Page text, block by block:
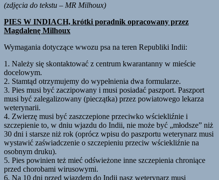
(zdjęcia do tekstu – MR Milhoux)
PIES W INDIACH, krótki poradnik opracowany przez
Magdalenę Milhoux
Wymagania dotyczące wwozu psa na teren Republiki Indii:
1. Należy się skontaktować z centrum kwarantanny w mieście
docelowym.
2. Stamtąd otrzymujemy do wypełnienia dwa formularze.
3. Pies musi być zaczipowany i musi posiadać paszport. Paszport
musi być zalegalizowany (pieczątka) przez powiatowego lekarza
weterynarii.
4. Zwierzę musi być zaszczepione przeciwko wściekliźnie i
szczepienie to, w dniu wjazdu do Indii, nie może być „młodsze” niż
30 dni i starsze niż rok (oprócz wpisu do paszportu weterynarz musi
wystawić zaświadczenie o szczepieniu przeciw wściekliźnie na
osobnym druku).
5. Pies powinien też mieć odświeżone inne szczepienia chroniące
przed chorobami wirusowymi.
6. Na 10 dni przed wjazdem do Indii nasz weterynarz musi